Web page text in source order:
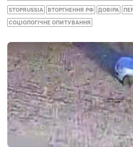
STOPRUSSIA ВТОРГНЕННЯ РФ ДОВІРА
СОЦІОЛОГІЧНЕ ОПИТУВАННЯ